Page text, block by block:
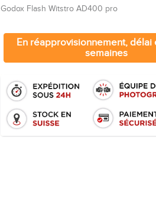
Godox Flash Witstro AD400 pro
En réapprovisionnement, délai
semaines